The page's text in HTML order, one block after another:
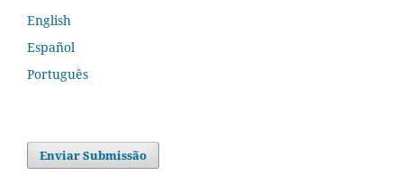
English
Español
Português
Enviar Submissão